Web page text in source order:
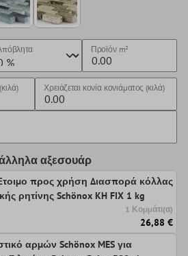
Προϊόνm²
Χρειάζεται κονία κονιάματος (κιλά)
αξεσουάρ
προς χρήση Διασπορά κόλλας
ρητίνης Schönox KH FIX 1 kg
1 Κομμάτι(α)
26,88 €
αρμών Schönox MES για